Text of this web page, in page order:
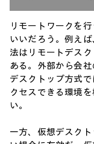
リモートワークを
いいだろう。例え
法はリモートデス
ある。外部から会
デスクトップ方式
クセスできる環境
い。
一方、仮想デスク